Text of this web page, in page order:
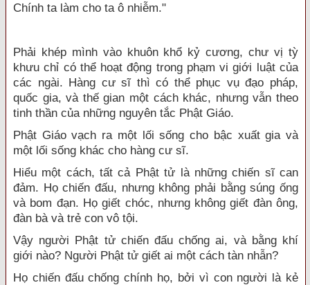
Chính ta làm cho ta ô nhiễm."
Phải khép mình vào khuôn khổ kỷ cương, chư vị tỳ
khưu chỉ có thể hoạt động trong phạm vi giới luật của
các ngài. Hàng cư sĩ thì có thể phục vụ đạo pháp,
quốc gia, và thế gian một cách khác, nhưng vẫn theo
tinh thần của những nguyên tắc Phật Giáo.
Phật Giáo vạch ra một lối sống cho bậc xuất gia và
một lối sống khác cho hàng cư sĩ.
Hiểu một cách, tất cả Phật tử là những chiến sĩ can
đảm. Họ chiến đấu, nhưng không phải bằng súng ống
và bom đạn. Họ giết chóc, nhưng không giết đàn ông,
đàn bà và trẻ con vô tội.
Vậy người Phật tử chiến đấu chống ai, và bằng khí
giới nào? Người Phật tử giết ai một cách tàn nhẫn?
Họ chiến đấu chống chính họ, bởi vì con người là kẻ